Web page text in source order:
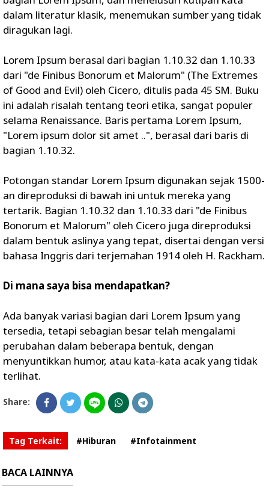
dalam literatur klasik, menemukan sumber yang tidak
diragukan lagi.
Lorem Ipsum berasal dari bagian 1.10.32 dan 1.10.33
dari "de Finibus Bonorum et Malorum" (The Extremes
of Good and Evil) oleh Cicero, ditulis pada 45 SM. Buku
ini adalah risalah tentang teori etika, sangat populer
selama Renaissance. Baris pertama Lorem Ipsum,
"Lorem ipsum dolor sit amet ..", berasal dari baris di
bagian 1.10.32.
Potongan standar Lorem Ipsum digunakan sejak 1500-
an direproduksi di bawah ini untuk mereka yang
tertarik. Bagian 1.10.32 dan 1.10.33 dari "de Finibus
Bonorum et Malorum" oleh Cicero juga direproduksi
dalam bentuk aslinya yang tepat, disertai dengan versi
bahasa Inggris dari terjemahan 1914 oleh H. Rackham.
Di mana saya bisa mendapatkan?
Ada banyak variasi bagian dari Lorem Ipsum yang
tersedia, tetapi sebagian besar telah mengalami
perubahan dalam beberapa bentuk, dengan
menyuntikkan humor, atau kata-kata acak yang tidak
terlihat.
Share:
Tag Terkait: #Hiburan #Infotainment
BACA LAINNYA